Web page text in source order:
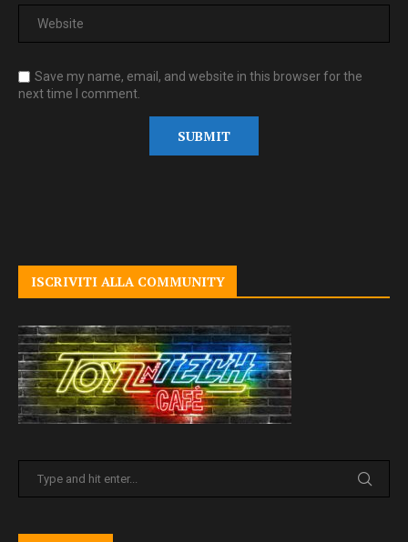
Save my name, email, and website in this browser for the
next time I comment.
ISCRIVITI ALLA COMMUNITY